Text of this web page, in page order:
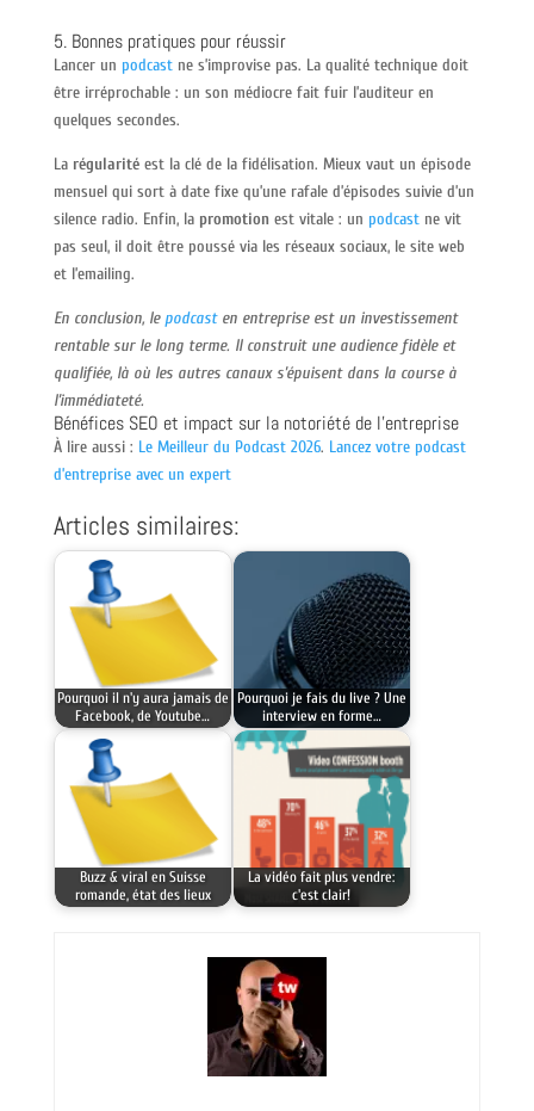
5. Bonnes pratiques pour réussir
Lancer un podcastne s’improvise pas. La qualité technique doit
être irréprochable : un son médiocre fait fuir l’auditeur en
quelques secondes.
La régularitéest la clé de la fidélisation. Mieux vaut un épisode
mensuel qui sort à date fixe qu’une rafale d’épisodes suivie d’un
silence radio. Enfin, la promotionest vitale : un podcastne vit
pas seul, il doit être poussé via les réseaux sociaux, le site web
et l’emailing.
En conclusion, le podcasten entreprise est un investissement
rentable sur le long terme. Il construit une audience fidèle et
qualifiée, là où les autres canaux s’épuisent dans la course à
l’immédiateté.
Bénéfices SEO et impact sur la notoriété de l’entreprise
À lire aussi : Le Meilleur du Podcast 2026. Lancez votre podcast
d’entreprise avec un expert
Articles similaires:
Pourquoi il n'y aura jamais de
Facebook, de Youtube…
Pourquoi je fais du live ? Une
interview en forme…
Buzz & viral en Suisse
romande, état des lieux
La vidéo fait plus vendre:
c'est clair!